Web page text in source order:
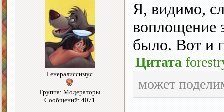
Генералиссимус
Группа: Модераторы
Сообщений: 4071
Я, видимо,
воплощение
было. Вот и
Цитата
может